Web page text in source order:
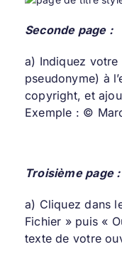
Seconde page :
a) Indiquez votre
pseudonyme) à
copyright, et
Exemple : ©
Troisième page
a) Cliquez dans
Fichier » puis «
texte de votre